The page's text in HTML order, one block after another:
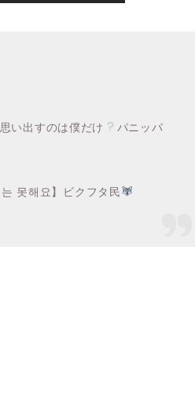
い出すのは僕だけ
パニッパ
못해요】ビクフタ民